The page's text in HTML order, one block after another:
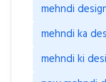
mehndi
mehndi ka
mehndi ki